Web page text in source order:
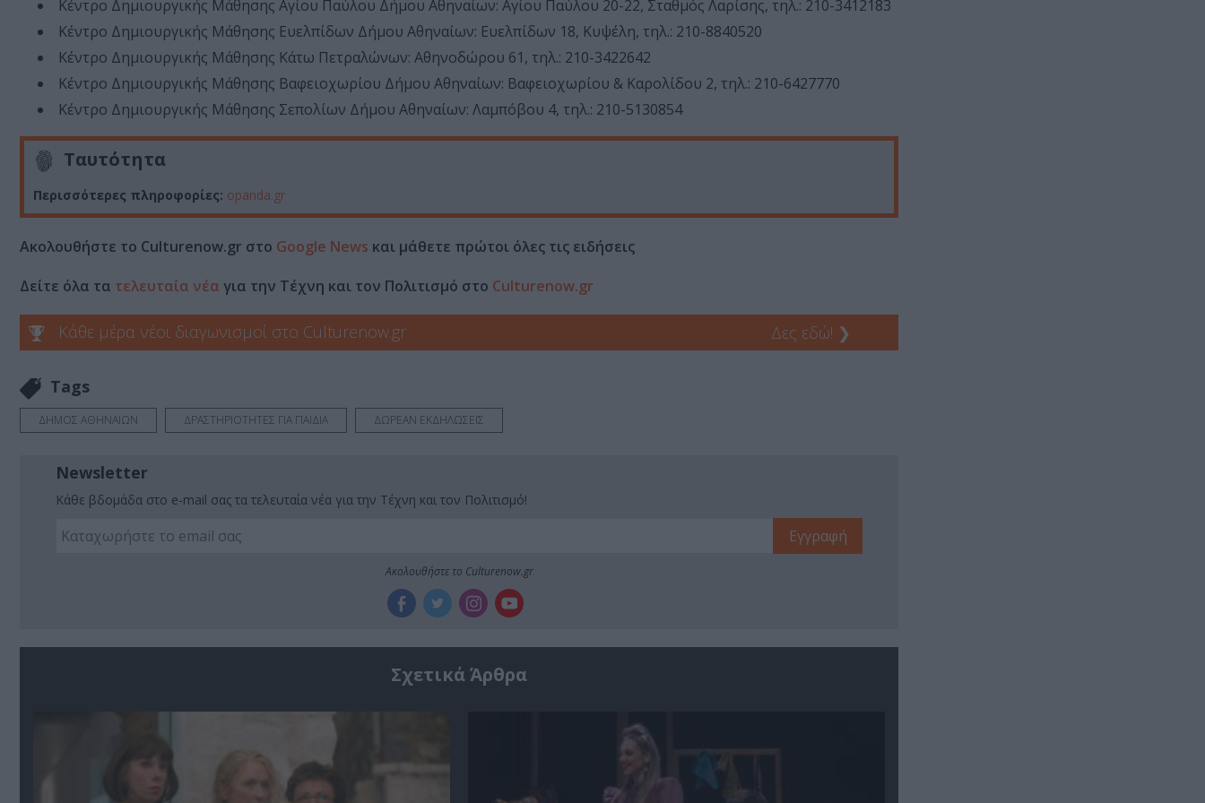
Κέντρο Δημιουργικής Μάθησης Αγίου Παύλου Δήμου Αθηναίων: Αγίου Παύλου 20-22, Σταθμός Λαρίσης, τηλ.: 210-3412183
Κέντρο Δημιουργικής Μάθησης Ευελπίδων Δήμου Αθηναίων: Ευελπίδων 18, Κυψέλη, τηλ.: 210-8840520
Κέντρο Δημιουργικής Μάθησης Κάτω Πετραλώνων: Αθηνοδώρου 61, τηλ.: 210-3422642
Κέντρο Δημιουργικής Μάθησης Βαφειοχωρίου Δήμου Αθηναίων: Βαφειοχωρίου & Καρολίδου 2, τηλ.: 210-6427770
Κέντρο Δημιουργικής Μάθησης Σεπολίων Δήμου Αθηναίων: Λαμπόβου 4, τηλ.: 210-5130854
Ταυτότητα
Περισσότερες πληροφορίες: opanda.gr
Ακολουθήστε το Culturenow.gr στο Google News και μάθετε πρώτοι όλες τις ειδήσεις
Δείτε όλα τα τελευταία νέα για την Τέχνη και τον Πολιτισμό στο Culturenow.gr
Κάθε μέρα νέοι διαγωνισμοί στο Culturenow.gr Δες εδώ! ❯
Tags
ΔΗΜΟΣ ΑΘΗΝΑΙΩΝ ΔΡΑΣΤΗΡΙΟΤΗΤΕΣ ΓΙΑ ΠΑΙΔΙΑ ΔΩΡΕΑΝ ΕΚΔΗΛΩΣΕΙΣ
Newsletter
Κάθε βδομάδα στο e-mail σας τα τελευταία νέα για την Τέχνη και τον Πολιτισμό!
Ακολουθήστε το Culturenow.gr
Σχετικά Άρθρα